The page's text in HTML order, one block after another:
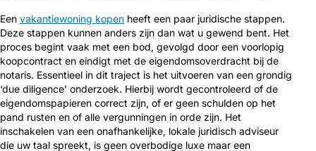
Een vakantiewoning kopen heeft een paar juridische stappen.
Deze stappen kunnen anders zijn dan wat u gewend bent. Het
proces begint vaak met een bod, gevolgd door een voorlopig
koopcontract en eindigt met de eigendomsoverdracht bij de
notaris. Essentieel in dit traject is het uitvoeren van een grondig
‘due diligence’ onderzoek. Hierbij wordt gecontroleerd of de
eigendomspapieren correct zijn, of er geen schulden op het
pand rusten en of alle vergunningen in orde zijn. Het
inschakelen van een onafhankelijke, lokale juridisch adviseur
die uw taal spreekt, is geen overbodige luxe maar een